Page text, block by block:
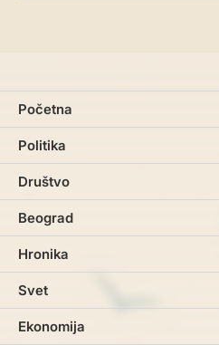
Početna
Politika
Društvo
Beograd
Hronika
Svet
Ekonomija